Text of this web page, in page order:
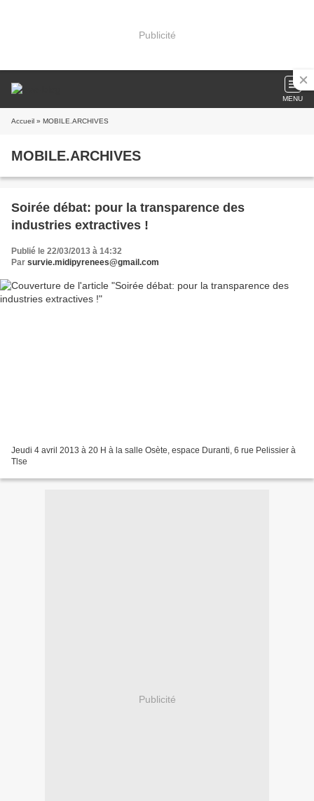
Publicité
MENU
Accueil » MOBILE.ARCHIVES
MOBILE.ARCHIVES
Soirée débat: pour la transparence des
industries extractives !
Publié le 22/03/2013 à 14:32
Par survie.midipyrenees@gmail.com
Jeudi 4 avril 2013 à 20 H à la salle Osète, espace Duranti, 6 rue Pelissier à
Tlse
Publicité